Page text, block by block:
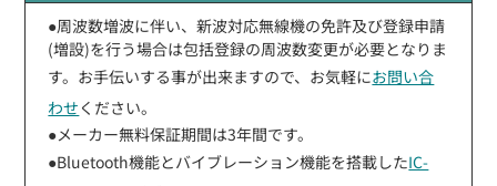
●周波数増波に伴い、新波対応無線機の免許及び登録申請
(増設)を行う場合は包括登録の周波数変更が必要となりま
す。お手伝いする事が出来ますので、お気軽にお問い合
わせ ください。
●メーカー無料保証期間は3年間です。
●Bluetooth機能とバイブレーション機能を搭載したIC-